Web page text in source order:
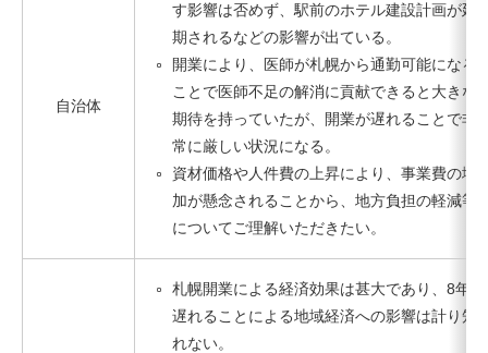
自治体
す影響は否めず、駅前のホテル建設計画が延
期されるなどの影響が出ている。
開業により、医師が札幌から通勤可能になる
ことで医師不足の解消に貢献できると大きな
期待を持っていたが、開業が遅れることで非
常に厳しい状況になる。
資材価格や人件費の上昇により、事業費の増
加が懸念されることから、地方負担の軽減等
についてご理解いただきたい。
札幌開業による経済効果は甚大であり、8年
遅れることによる地域経済への影響は計り知
れない。